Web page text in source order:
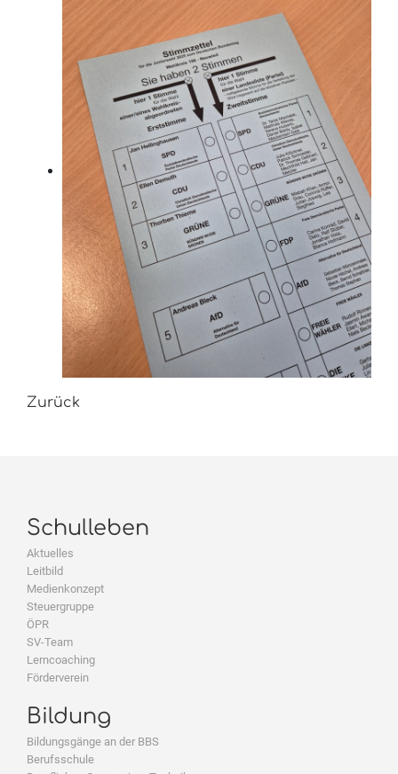
Zurück
Schulleben
Aktuelles
Leitbild
Medienkonzept
Steuergruppe
ÖPR
SV-Team
Lerncoaching
Förderverein
Bildung
Bildungsgänge an der BBS
Berufsschule